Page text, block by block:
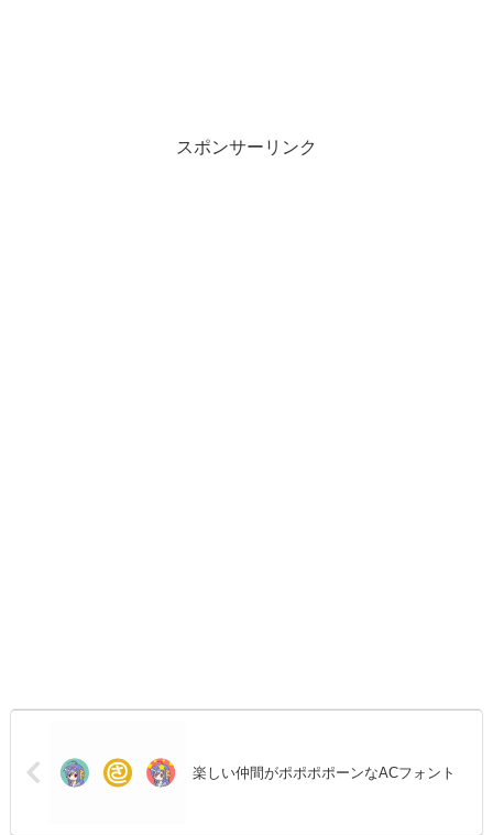
スポンサーリンク
楽しい仲間がポポポポーンなACフォント